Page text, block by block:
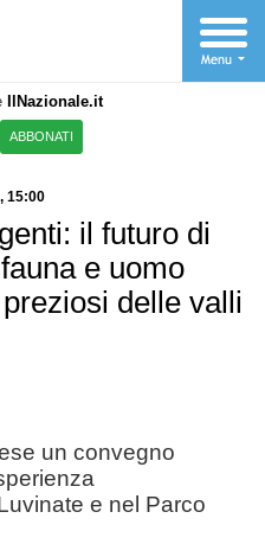
IlNazionale.it
ABBONATI
, 15:00
il futuro di
e uomo
delle valli
un convegno
e nel Parco